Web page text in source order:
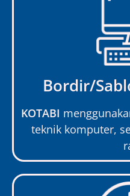
Bordir/
KOTABI
teknik komputer,